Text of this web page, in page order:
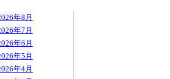
年8月
年7月
年6月
年5月
年4月